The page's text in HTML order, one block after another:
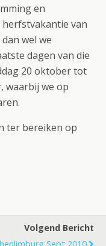
en
van
wel we
dagen van die
20 oktober tot
waarbij we op
ter bereiken op
Volgend Bericht